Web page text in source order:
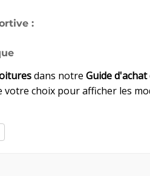
:
dans notre Guide
votre choix pour afficher les